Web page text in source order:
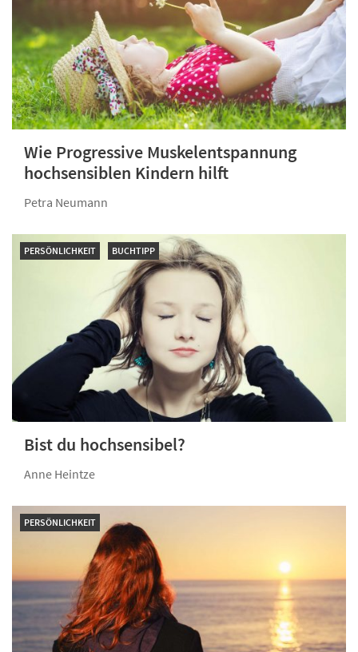
Wie Progressive Muskelentspannung
hochsensiblen Kindern hilft
Petra Neumann
PERSÖNLICHKEIT BUCHTIPP
Bist du hochsensibel?
Anne Heintze
PERSÖNLICHKEIT